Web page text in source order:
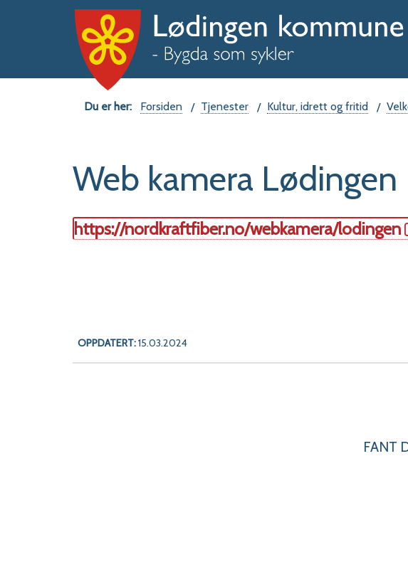
Du
her:
Forsiden Tjenester Kultur, idrett og fritid
Web kamera Lødingen
https://nordkraftfiber.no/webkamera/lodingen
OPPDATERT:15.03.2024
FANT